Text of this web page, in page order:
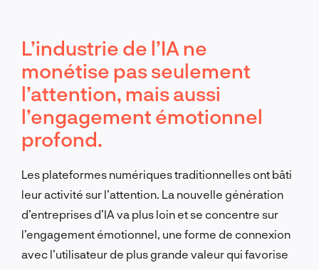
L’industrie de l’IA ne
monétise pas seulement
l’attention, mais aussi
l’engagement émotionnel
profond.
Les plateformes numériques traditionnelles ont bâti
leur activité sur l’attention. La nouvelle génération
d’entreprises d’IA va plus loin et se concentre sur
l’engagement émotionnel, une forme de connexion
avec l’utilisateur de plus grande valeur qui favorise